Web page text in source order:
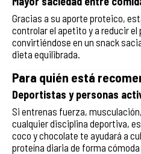
Gracias a su aporte proteico,
controlar el apetito y a reducir el
convirtiéndose en un snack
dieta equilibrada.
Para quién está
Deportistas y personas
Si entrenas fuerza,
cualquier disciplina deportiva,
coco y chocolate te ayudará a
proteína diaria de forma cómoda